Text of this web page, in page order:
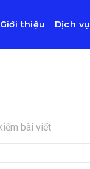
Giới thiệu Dịch vụ